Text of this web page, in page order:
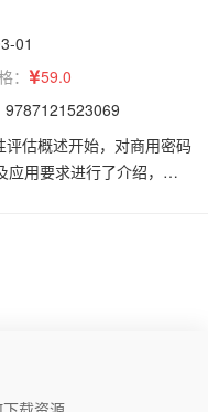
01
59.0
9787121523069
估概述开始，对商用密码
应用要求进行了介绍，并
码应用基本要求与实现
和要点、系统测评要求
码应用评估方法和流